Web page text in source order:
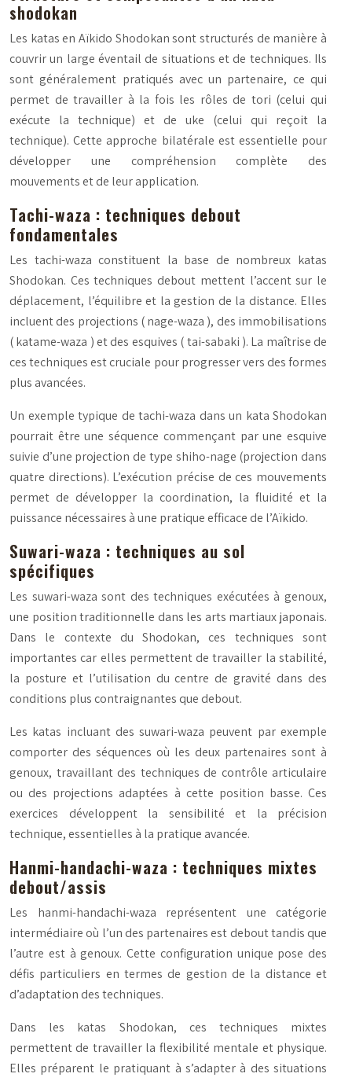
shodokan
Les katas en Aïkido Shodokan sont structurés de manière à
couvrir un large éventail de situations et de techniques. Ils
sont généralement pratiqués avec un partenaire, ce qui
permet de travailler à la fois les rôles de tori (celui qui
exécute la technique) et de uke (celui qui reçoit la
technique). Cette approche bilatérale est essentielle pour
développer une compréhension complète des
mouvements et de leur application.
Tachi-waza : techniques debout
fondamentales
Les tachi-wazaconstituent la base de nombreux katas
Shodokan. Ces techniques debout mettent l’accent sur le
déplacement, l’équilibre et la gestion de la distance. Elles
incluent des projections (nage-waza ), des immobilisations
(katame-waza ) et des esquives (tai-sabaki ). La maîtrise de
ces techniques est cruciale pour progresser vers des formes
plus avancées.
Un exemple typique de tachi-waza dans un kata Shodokan
pourrait être une séquence commençant par une esquive
suivie d’une projection de type shiho-nage (projection dans
quatre directions). L’exécution précise de ces mouvements
permet de développer la coordination, la fluidité et la
puissance nécessaires à une pratique efficace de l’Aïkido.
Suwari-waza : techniques au sol
spécifiques
Les suwari-wazasont des techniques exécutées à genoux,
une position traditionnelle dans les arts martiaux japonais.
Dans le contexte du Shodokan, ces techniques sont
importantes car elles permettent de travailler la stabilité,
la posture et l’utilisation du centre de gravité dans des
conditions plus contraignantes que debout.
Les katas incluant dessuwari-waza peuvent par exemple
comporter des séquences où les deux partenaires sont à
genoux, travaillant des techniques de contrôle articulaire
ou des projections adaptées à cette position basse. Ces
exercices développent la sensibilité et la précision
technique, essentielles à la pratique avancée.
Hanmi-handachi-waza : techniques mixtes
debout/assis
Les hanmi-handachi-waza représentent une catégorie
intermédiaire où l’un des partenaires est debout tandis que
l’autre est à genoux. Cette configuration unique pose des
défis particuliers en termes de gestion de la distance et
d’adaptation des techniques.
Dans les katas Shodokan, ces techniques mixtes
permettent de travailler la flexibilité mentale et physique.
Elles préparent le pratiquant à s’adapter à des situations